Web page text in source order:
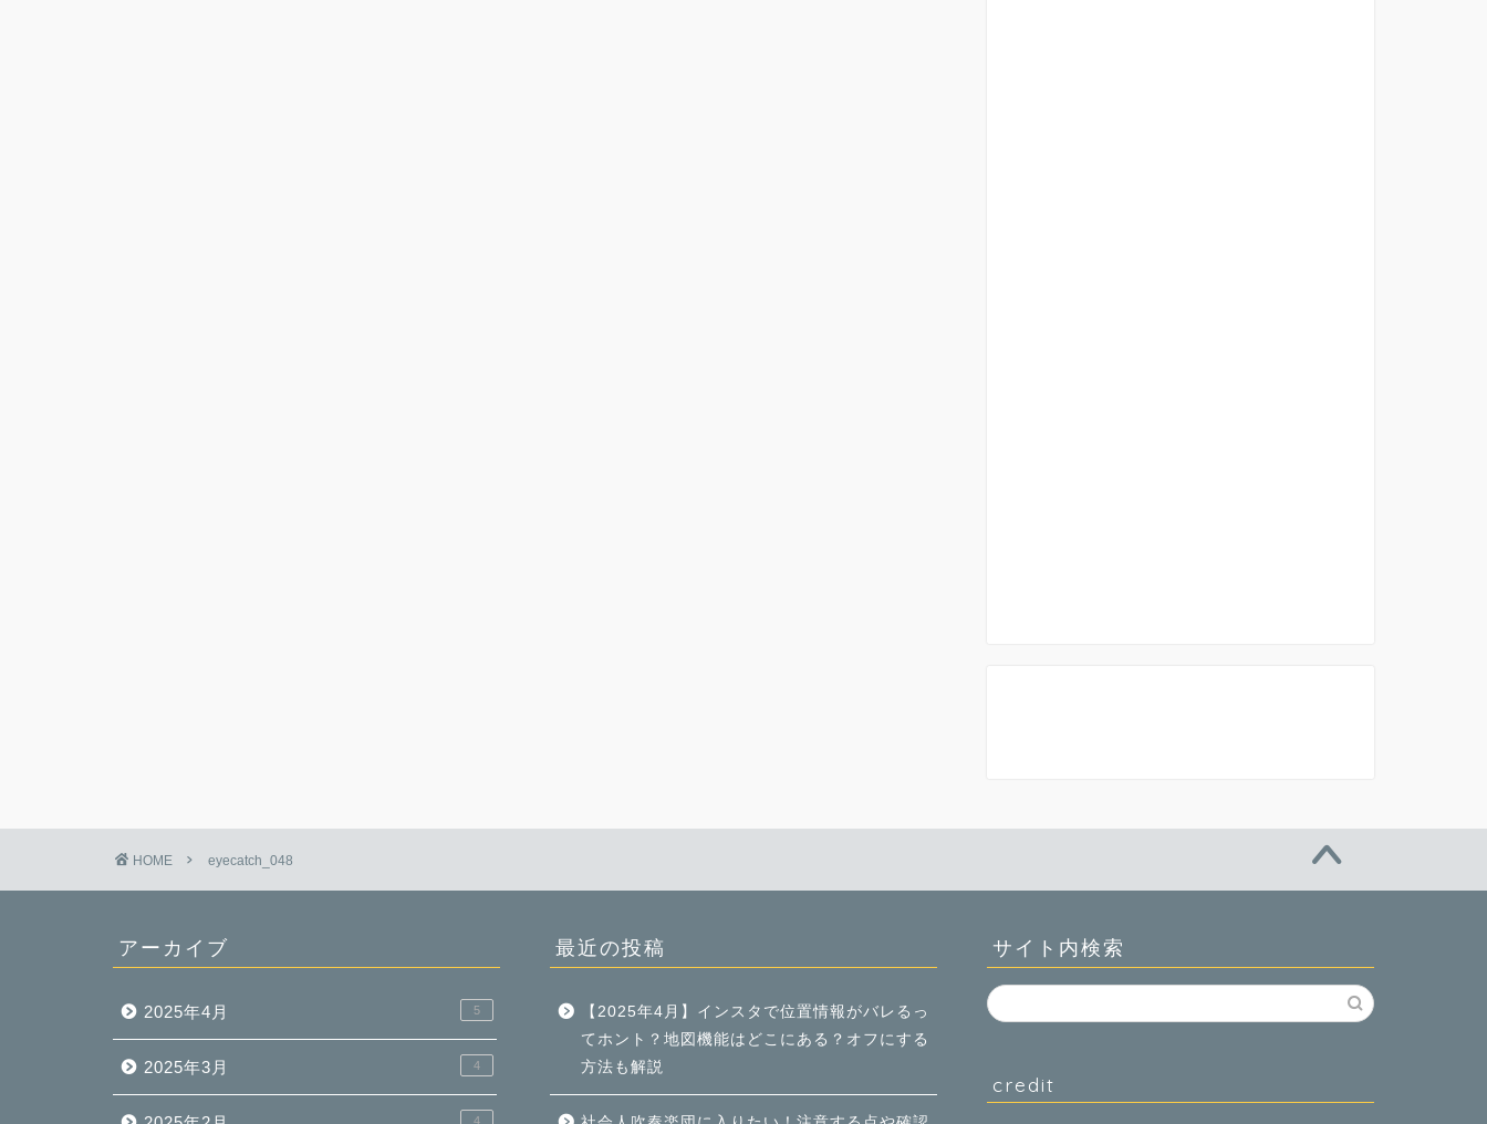
HOME eyecatch_048
アーカイブ
2025年4月 5
2025年3月 4
4
最近の投稿
【2025年4月】インスタで位置情報がバレるっ
てホント？地図機能はどこにある？オフにする
方法も解説
サイト内検索
credit